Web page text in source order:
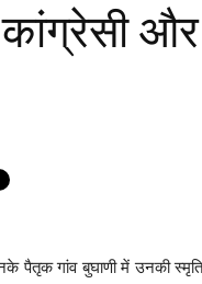
पैतृक गांव बुघाणी में उनकी